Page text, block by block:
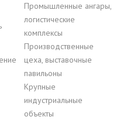
Промышленные ангары,
логистические
комплексы
Производственные
цеха, выставочные
павильоны
Крупные
индустриальные
объекты